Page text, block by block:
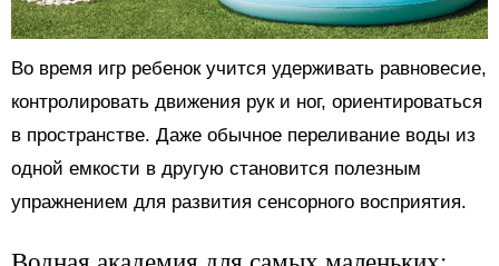
Во время игр ребенок учится удерживать равновесие,
контролировать движения рук и ног, ориентироваться
в пространстве. Даже обычное переливание воды из
одной емкости в другую становится полезным
упражнением для развития сенсорного восприятия.